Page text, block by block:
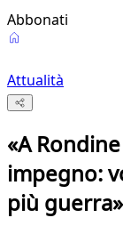
Abbonati
Attualità
«A
impegno:
più guerra»